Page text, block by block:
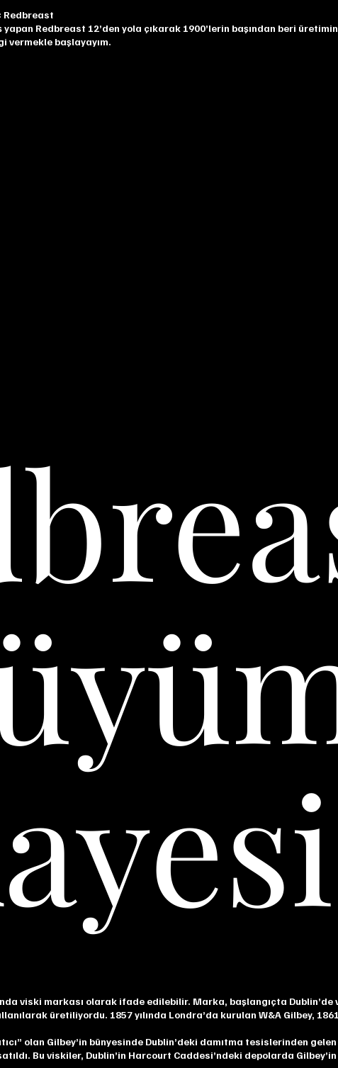
Redbreast 12’den yola çıkarak 1900’lerin başından beri
vermekle başlayayım.
viski markası olarak ifade edilebilir. Marka, başlangıçta Dublin’de
üretiliyordu. 1857 yılında Londra’da kurulan W&A Gilbey,
olan Gilbey’in bünyesinde Dublin’deki damıtma tesislerinden
Bu viskiler, Dublin’in Harcourt Caddesi’ndeki depolarda Gilbey’in